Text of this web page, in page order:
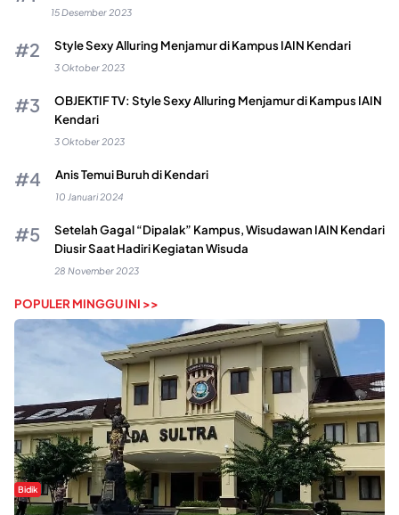
15 Desember 2023
Style Sexy Alluring Menjamur di Kampus IAIN Kendari
3 Oktober 2023
OBJEKTIF TV: Style Sexy Alluring Menjamur di Kampus IAIN
Kendari
3 Oktober 2023
Anis Temui Buruh di Kendari
10 Januari 2024
Setelah Gagal “Dipalak” Kampus, Wisudawan IAIN Kendari
Diusir Saat Hadiri Kegiatan Wisuda
28 November 2023
POPULER MINGGU INI >>
Bidik